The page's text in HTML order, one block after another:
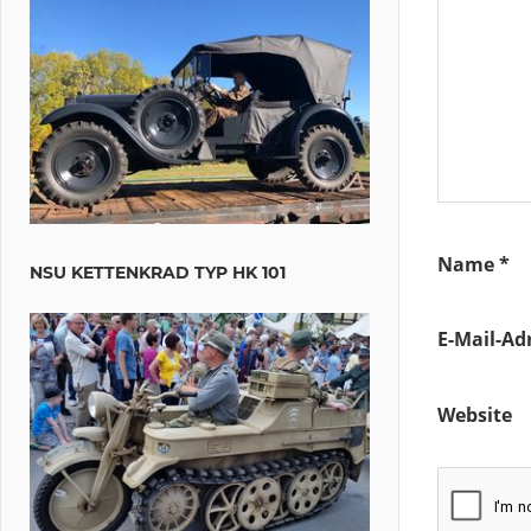
Name*
E-Mail-
Website
NSU KETTENKRAD TYP HK 101